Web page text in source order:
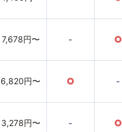
7,678円〜 - ○
6,820円〜 ○ -
3,278円〜 - ○